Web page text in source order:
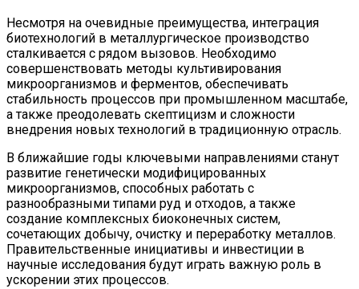
Несмотря на очевидные преимущества, интеграция
биотехнологий в металлургическое производство
сталкивается с рядом вызовов. Необходимо
совершенствовать методы культивирования
микроорганизмов и ферментов, обеспечивать
стабильность процессов при промышленном масштабе,
а также преодолевать скептицизм и сложности
внедрения новых технологий в традиционную отрасль.
В ближайшие годы ключевыми направлениями станут
развитие генетически модифицированных
микроорганизмов, способных работать с
разнообразными типами руд и отходов, а также
создание комплексных биоконечных систем,
сочетающих добычу, очистку и переработку металлов.
Правительственные инициативы и инвестиции в
научные исследования будут играть важную роль в
ускорении этих процессов.